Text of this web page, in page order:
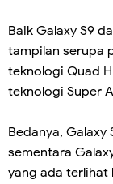
Baik Galaxy S9
tampilan serupa
teknologi Quad
teknologi Super
Bedanya, Galaxy
sementara
yang ada terlihat